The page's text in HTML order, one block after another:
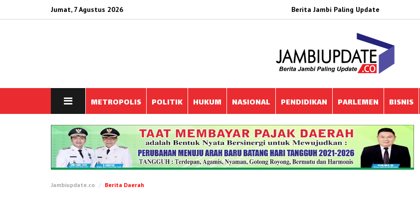
Jumat, 7 Agustus 2026 Berita Jambi Paling Update
METROPOLIS POLITIK HUKUM NASIONAL PENDIDIKAN PARLEMEN BISNIS
Jambiupdate.co Berita Daerah